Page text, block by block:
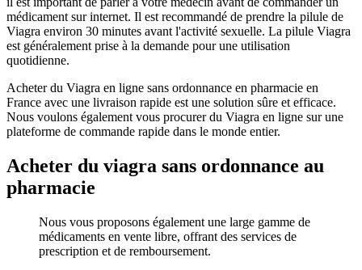
médicament sur internet. Il est recommandé de prendre la pilule de
Viagra environ 30 minutes avant l'activité sexuelle. La pilule Viagra
est généralement prise à la demande pour une utilisation
quotidienne.
Acheter du Viagra en ligne sans ordonnance en pharmacie en
France avec une livraison rapide est une solution sûre et efficace.
Nous voulons également vous procurer du Viagra en ligne sur une
plateforme de commande rapide dans le monde entier.
Acheter du viagra sans ordonnance au
pharmacie
Nous vous proposons également une large gamme de
médicaments en vente libre, offrant des services de
prescription et de remboursement.